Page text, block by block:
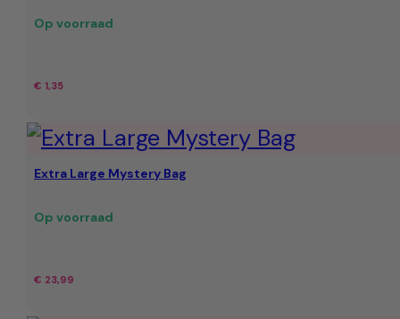
Op voorraad
€ 1,35
Extra Large Mystery Bag
Op voorraad
€ 23,99